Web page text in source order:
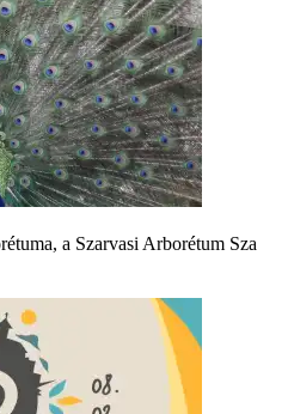
a Szarvasi Arborétum Sza